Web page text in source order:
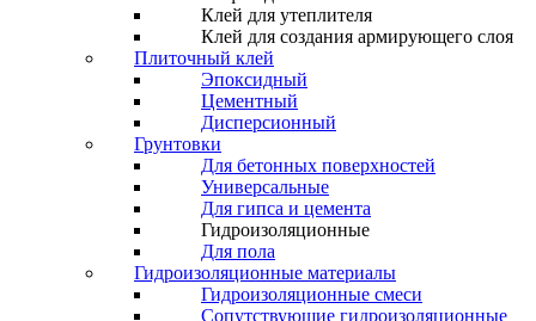
Клей для утеплителя
Клей для создания армирующего слоя
Плиточный клей
Эпоксидный
Цементный
Дисперсионный
Грунтовки
Для бетонных поверхностей
Универсальные
Для гипса и цемента
Гидроизоляционные
Для пола
Гидроизоляционные материалы
Гидроизоляционные смеси
Сопутствующие гидроизоляционные